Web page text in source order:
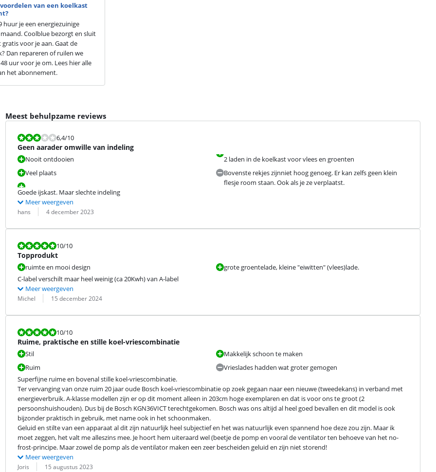
van een koelkast
huur je een energiezuinige
Coolblue bezorgt en sluit
voor je aan. Gaat de
Dan repareren of ruilen we
uur voor je om. Lees hier alle
het abonnement.
Meest behulpzame reviews
Beoordeling is 6,4 van de 10.
6,4/10
Geen aarader omwille van indeling
Nooit ontdooien
Veel plaats
2 laden in de koelkast voor vlees en groenten
Bovenste rekjes zijnniet hoog genoeg. Er kan zelfs geen klein
flesje room staan. Ook als je ze verplaatst.
Goede ijskast. Maar slechte indeling
Meer weergeven
Beoordeling door:
hans
Datum: 4 december 2023
Beoordeling is 10 van de 10.
10/10
Topprodukt
ruimte en mooi design
grote groentelade, kleine "eiwitten" (vlees)lade.
C-label verschilt maar heel weinig (ca 20Kwh) van A-label
Meer weergeven
Beoordeling door:
Michel
Datum: 15 december 2024
Beoordeling is 10 van de 10.
10/10
Ruime, praktische en stille koel-vriescombinatie
Stil
Ruim
Makkelijk schoon te maken
Vrieslades hadden wat groter gemogen
Superfijne ruime en bovenal stille koel-vriescombinatie.
Ter vervanging van onze ruim 20 jaar oude Bosch koel-vriescombinatie op zoek gegaan naar een nieuwe (tweedekans) in verband met
energieverbruik. A-klasse modellen zijn er op dit moment alleen in 203cm hoge exemplaren en dat is voor ons te groot (2
persoonshuishouden). Dus bij de Bosch KGN36VICT terechtgekomen. Bosch was ons altijd al heel goed bevallen en dit model is ook
bijzonder praktisch in gebruik, met name ook in het schoonmaken.
Geluid en stilte van een apparaat al dit zijn natuurlijk heel subjectief en het was natuurlijk even spannend hoe deze zou zijn. Maar ik
moet zeggen, het valt me alleszins mee. Je hoort hem uiteraard wel (beetje de pomp en vooral de ventilator ten behoeve van het no-
frost-principe. Maar zowel de pomp als de ventilator maken een zeer bescheiden geluid en zijn niet storend!
Meer weergeven
Beoordeling door:
Joris
Datum: 15 augustus 2023